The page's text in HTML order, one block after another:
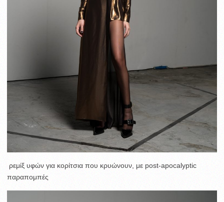
ρεμίξ υφών για κορίτσια που κρυώνουν, με post-apocalyptic
παραπομπές